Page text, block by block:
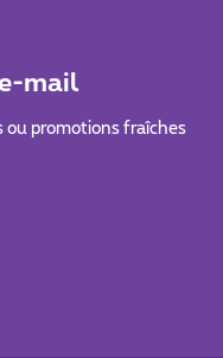
mail
ou promotions fraîches